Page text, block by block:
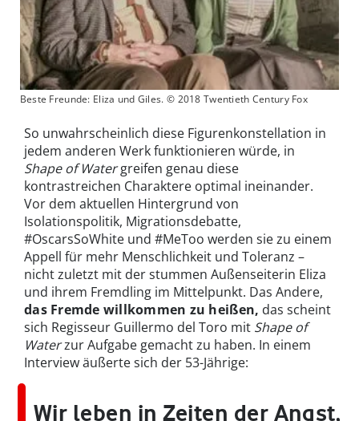
Beste Freunde: Eliza und Giles. © 2018 Twentieth Century Fox
So unwahrscheinlich diese Figurenkonstellation in
jedem anderen Werk funktionieren würde, in
Shape of Watergreifen genau diese
kontrastreichen Charaktere optimal ineinander.
Vor dem aktuellen Hintergrund von
Isolationspolitik, Migrationsdebatte,
#OscarsSoWhite und #MeToo werden sie zu einem
Appell für mehr Menschlichkeit und Toleranz –
nicht zuletzt mit der stummen Außenseiterin Eliza
und ihrem Fremdling im Mittelpunkt. Das Andere,
das Fremde willkommen zu heißen, das scheint
sich Regisseur Guillermo del Toro mit Shape of
Waterzur Aufgabe gemacht zu haben. In einem
Interview äußerte sich der 53-Jährige:
Wir leben in Zeiten der Angst,